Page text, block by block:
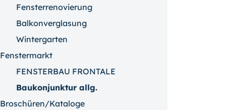
Fensterrenovierung
Balkonverglasung
Wintergarten
Fenstermarkt
FENSTERBAU FRONTALE
Baukonjunktur allg.
Broschüren/Kataloge